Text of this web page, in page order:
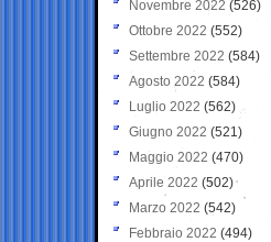
Novembre 2022 (526)
Ottobre 2022 (552)
Settembre 2022 (584)
Agosto 2022 (584)
Luglio 2022 (562)
Giugno 2022 (521)
Maggio 2022 (470)
Aprile 2022 (502)
Marzo 2022 (542)
Febbraio 2022 (494)